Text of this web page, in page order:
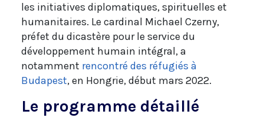
les initiatives diplomatiques, spirituelles et
humanitaires. Le cardinal Michael Czerny,
préfet du dicastère pour le service du
développement humain intégral, a
notamment rencontré des réfugiés à
Budapest, en Hongrie, début mars 2022.
Le programme détaillé